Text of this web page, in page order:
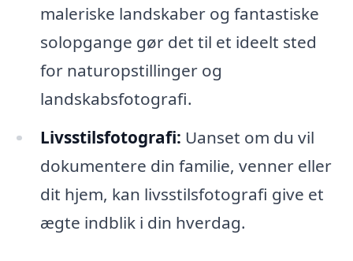
maleriske landskaber og fantastiske
solopgange gør det til et ideelt sted
for naturopstillinger og
landskabsfotografi.
Livsstilsfotografi: Uanset om du vil
dokumentere din familie, venner eller
dit hjem, kan livsstilsfotografi give et
ægte indblik i din hverdag.